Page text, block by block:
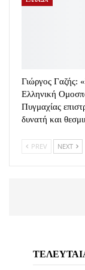
Γιώργος Γαζής:
Ελληνική
Πυγμαχίας
δυνατή και
PREV NEXT